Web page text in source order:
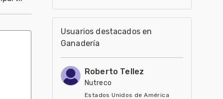
Usuarios destacados en
Ganadería
Roberto Tellez
Nutreco
Estados Unidos de América